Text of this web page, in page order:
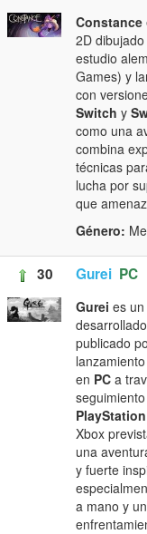
Constance
2D
estudio
Games) y
con
Switch y
como una
combina
técnicas
lucha por
que
Género:
30 Gurei PC
Gurei es
publicado
en PC a
Xbox
una
y fuerte
a mano y